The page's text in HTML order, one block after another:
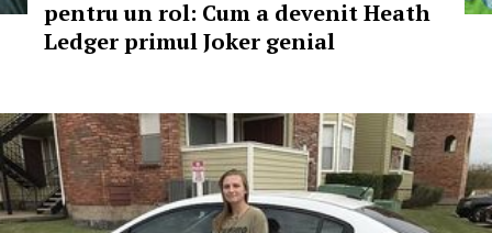
pentru un rol: Cum a devenit Heath
Ledger primul Joker genial